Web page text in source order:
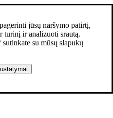
jūsų naršymo patirtį,
turinį ir analizuoti srautą.
su mūsų slapukų